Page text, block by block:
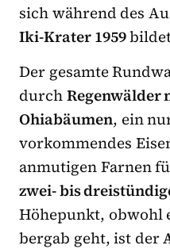
sich während des
Iki-Krater 1959
Der gesamte
durchRegenwälder
Ohiabäumen, ein
vorkommendes
anmutigen Farnen
zwei- bis
Höhepunkt, obwohl
bergab geht, ist der